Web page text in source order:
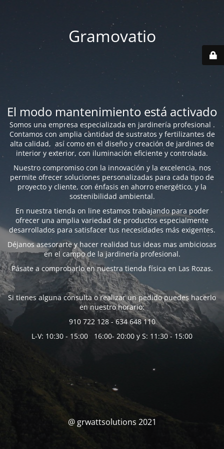
Gramovatio
El modo mantenimiento está activado
Somos una empresa especializada en jardinería profesional .
Contamos con amplia cantidad de sustratos y fertilizantes de
alta calidad, así como en el diseño y creación de jardines de
interior y exterior, con iluminación eficiente y controlada.
Nuestro compromiso con la innovación y la excelencia, nos
permite ofrecer soluciones personalizadas para cada tipo de
proyecto y cliente, con énfasis en ahorro energético, y la
sostenibilidad ambiental.
En nuestra tienda on line estamos trabajando para poder
ofrecer una amplia variedad de productos especialmente
desarrollados para satisfacer tus necesidades más exigentes.
Déjanos asesorarte y hacer realidad tus ideas mas ambiciosas
en el campo de la jardinería profesional.
Pásate a comprobarlo en nuestra tienda física en Las Rozas.
Si tienes alguna consulta o realizar un pedido puedes hacerlo
en nuestro horario:
910 722 128 - 634 648 110
L-V: 10:30 - 15:00 16:00- 20:00 y S: 11:30 - 15:00
@ grwattsolutions 2021